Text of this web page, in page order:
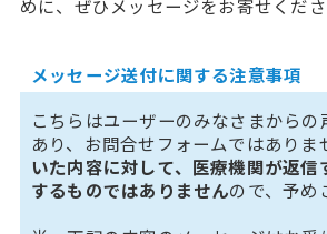
めに、ぜひメッセージをお寄せくださ
メッセージ送付に関する注意事項
こちらはユーザーのみなさまからの
あり、お問合せフォームではありま
いた内容に対して、医療機関が返信
するものではありませんので、予め